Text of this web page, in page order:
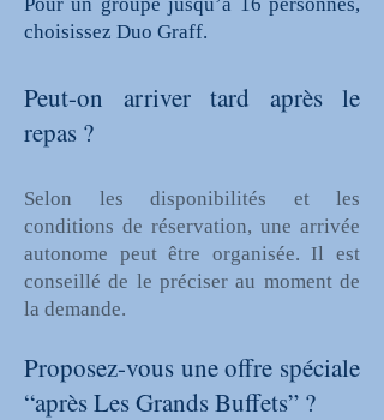
choisissez Duo Graff.
Peut-on arriver tard après le
repas ?
Selon les disponibilités et les
conditions de réservation, une arrivée
autonome peut être organisée. Il est
conseillé de le préciser au moment de
la demande.
Proposez-vous une offre spéciale
“après Les Grands Buffets” ?